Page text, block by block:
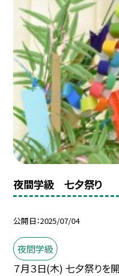
夜間学級 七夕祭り
公開日 2025/07/04
夜間学級
７月３日(木) 七夕祭りを